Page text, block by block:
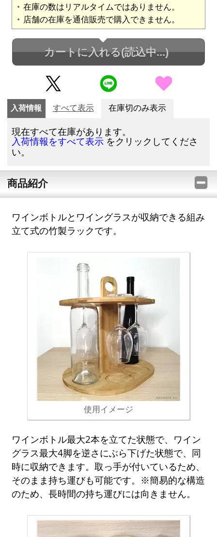
在庫の数はリアルタイムではありません。
店舗の在庫を通信販売で購入できません。
カートに入れる(読込中...)
入荷情報 すべて表示 在庫切のみ表示
現在すべて在庫があります。
入荷情報をすべて表示 をクリックしてくださ
い。
商品紹介
ワインボトルとワイングラスが収納できる組み
立て式の竹製ラックです。
使用イメージ
ワインボトル最大2本を立てた状態で、ワイン
グラス最大4脚を逆さにぶら下げた状態で、同
時に収納できます。取っ手が付いているため、
そのまま持ち運びも可能です。※簡易的な構造
のため、長時間の持ち運びには向きません。